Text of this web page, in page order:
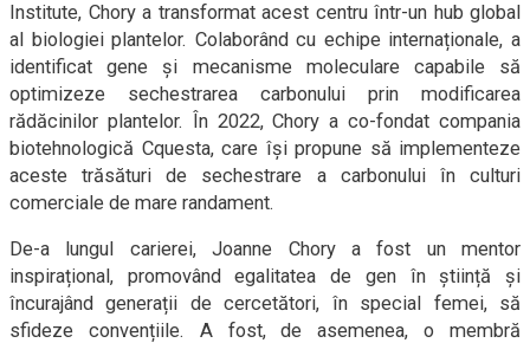
Institute, Chory a transformat acest centru într-un hub global
al biologiei plantelor. Colaborând cu echipe internaționale, a
identificat gene și mecanisme moleculare capabile să
optimizeze sechestrarea carbonului prin modificarea
rădăcinilor plantelor. În 2022, Chory a co-fondat compania
biotehnologică Cquesta, care își propune să implementeze
aceste trăsături de sechestrare a carbonului în culturi
comerciale de mare randament.
De-a lungul carierei, Joanne Chory a fost un mentor
inspirațional, promovând egalitatea de gen în știință și
încurajând generații de cercetători, în special femei, să
sfideze convențiile. A fost, de asemenea, o membră